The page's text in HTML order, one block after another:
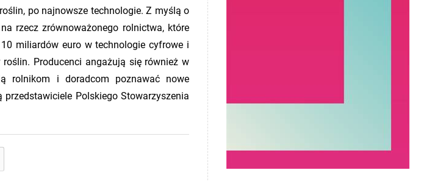
po najnowsze technologie. Z myślą o
rzecz zrównoważonego rolnictwa, które
miliardów euro w technologie cyfrowe i
Producenci angażują się również w
rolnikom i doradcom poznawać nowe
Polskiego Stowarzyszenia